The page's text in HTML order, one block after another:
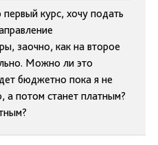
курс, хочу подать
заочно, как на второе
Можно ли это
бюджетно пока я не
а потом станет платным?